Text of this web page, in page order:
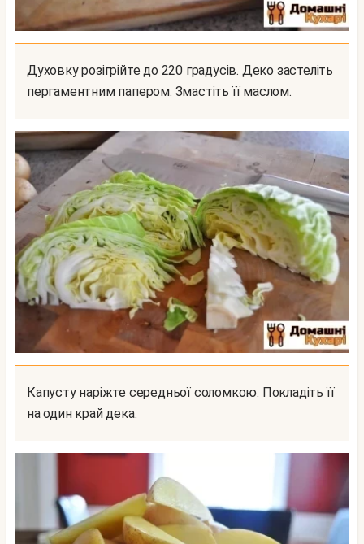
Духовку розігрійте до 220 градусів. Деко застеліть
пергаментним папером. Змастіть її маслом.
Капусту наріжте середньої соломкою. Покладіть її
на один край дека.